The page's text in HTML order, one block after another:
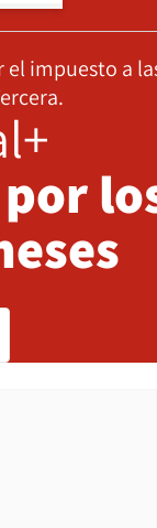
impuesto a